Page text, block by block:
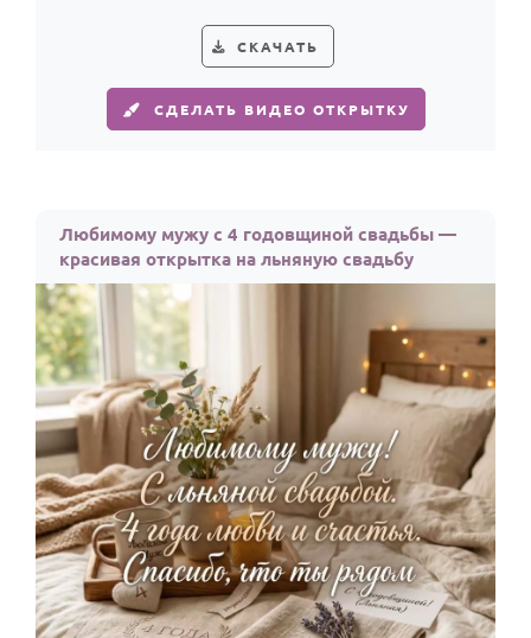
СКАЧАТЬ
СДЕЛАТЬ ВИДЕО ОТКРЫТКУ
Любимому мужу с 4 годовщиной свадьбы —
красивая открытка на льняную свадьбу